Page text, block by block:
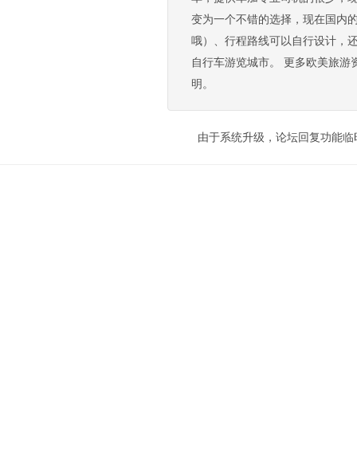
变为一个不错的选择，现在国内
哦）、行程路线可以自行设计，
自行车游览城市。 更多欧美旅游
明。
由于系统升级，论坛回复功能临